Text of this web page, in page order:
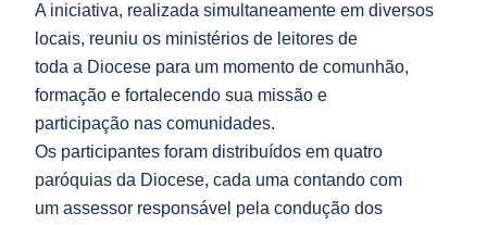
A iniciativa, realizada simultaneamente em diversos
locais, reuniu os ministérios de leitores de
toda a Diocese para um momento de comunhão,
formação e fortalecendo sua missão e
participação nas comunidades.
Os participantes foram distribuídos em quatro
paróquias da Diocese, cada uma contando com
um assessor responsável pela condução dos